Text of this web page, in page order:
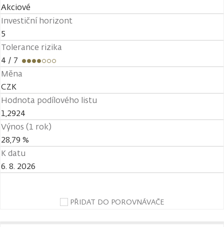
Akciové
Investiční horizont
5
Tolerance rizika
4 / 7
Měna
CZK
Hodnota podílového listu
1,2924
Výnos (1 rok)
28,79 %
K datu
6. 8. 2026
PŘIDAT DO POROVNÁVAČE